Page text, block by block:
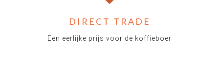
DIRECT TRADE
Een eerlijke prijs voor de koffieboer